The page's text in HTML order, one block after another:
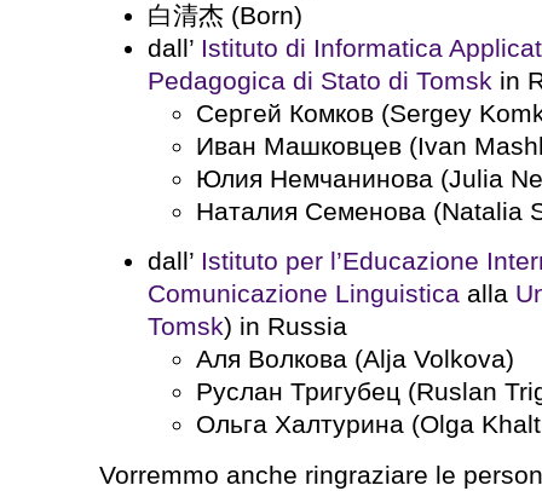
白清杰 (Born)
dall’ Istituto di Informatica
Pedagogica di Stato di Tomskin
Сергей Комков (Sergey
Иван Машковцев (Ivan
Юлия Немчанинова (Julia
Наталия Семенова (Natalia
dall’ Istituto per l’Educazione
Comunicazione Linguisticaalla
Tomsk) in Russia
Аля Волкова (Alja Volkova)
Руслан Тригубец (Ruslan
Ольга Халтурина (Olga
Vorremmo anche ringraziare le